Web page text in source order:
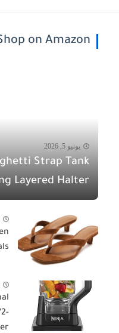
on Amazon
يونيو 5, 2026
Strap Tank
Layered Halter...